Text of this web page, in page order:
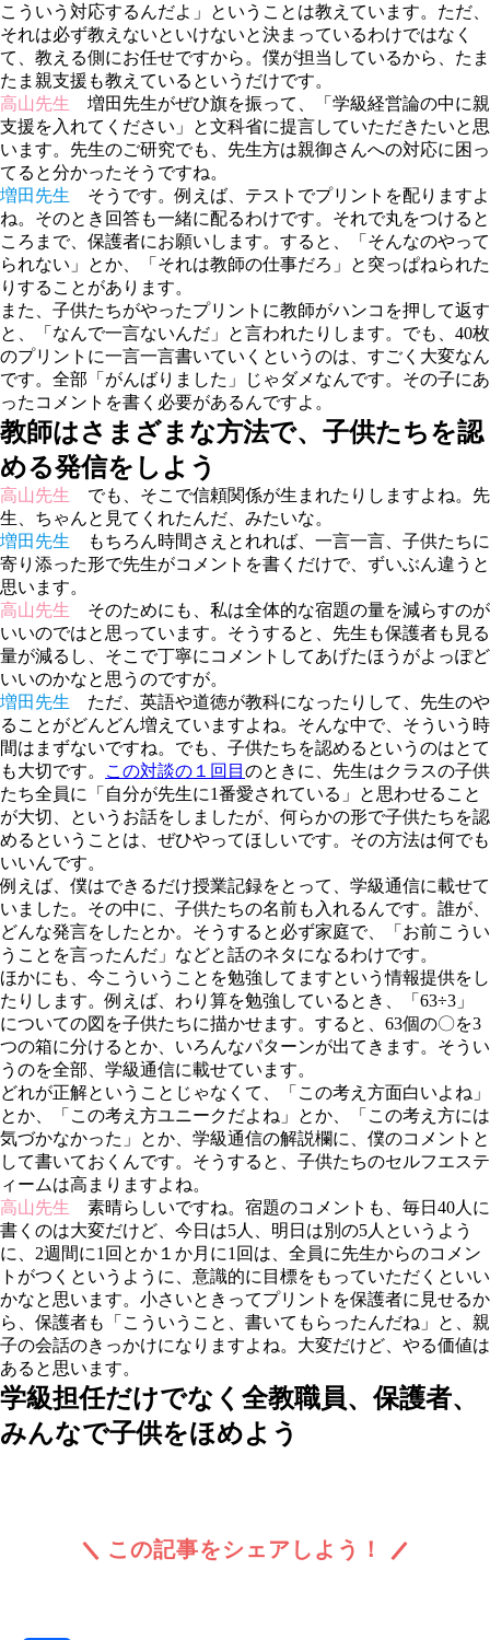
こういう対応するんだよ」ということは教えています。ただ、
それは必ず教えないといけないと決まっているわけではなく
て、教える側にお任せですから。僕が担当しているから、たま
たま親支援も教えているというだけです。
高山先生
増田先生がぜひ旗を振って、「学級経営論の中に親
支援を入れてください」と文科省に提言していただきたいと思
います。先生のご研究でも、先生方は親御さんへの対応に困っ
てると分かったそうですね。
増田先生 そうです。例えば、テストでプリントを配りますよ
ね。そのとき回答も一緒に配るわけです。それで丸をつけると
ころまで、保護者にお願いします。すると、「そんなのやって
られない」とか、「それは教師の仕事だろ」と突っぱねられた
りすることがあります。
また、子供たちがやったプリントに教師がハンコを押して返す
と、「なんで一言ないんだ」と言われたりします。でも、40枚
のプリントに一言一言書いていくというのは、すごく大変なん
です。全部「がんばりました」じゃダメなんです。その子にあ
ったコメントを書く必要があるんですよ。
教師はさまざまな方法で、子供たちを認
める発信をしよう
高山先生
でも、そこで信頼関係が生まれたりしますよね。先
生、ちゃんと見てくれたんだ、みたいな。
増田先生 もちろん時間さえとれれば、一言一言、子供たちに
寄り添った形で先生がコメントを書くだけで、ずいぶん違うと
思います。
高山先生
そのためにも、私は全体的な宿題の量を減らすのが
いいのではと思っています。そうすると、先生も保護者も見る
量が減るし、そこで丁寧にコメントしてあげたほうがよっぽど
いいのかなと思うのですが。
増田先生 ただ、英語や道徳が教科になったりして、先生のや
ることがどんどん増えていますよね。そんな中で、そういう時
間はまずないですね。でも、子供たちを認めるというのはとて
も大切です。
この対談の１回目 のときに、先生はクラスの子供
たち全員に「自分が先生に1番愛されている」と思わせること
が大切、というお話をしましたが、何らかの形で子供たちを認
めるということは、ぜひやってほしいです。その方法は何でも
いいんです。
例えば、僕はできるだけ授業記録をとって、学級通信に載せて
いました。その中に、子供たちの名前も入れるんです。誰が、
どんな発言をしたとか。そうすると必ず家庭で、「お前こうい
うことを言ったんだ」などと話のネタになるわけです。
ほかにも、今こういうことを勉強してますという情報提供をし
たりします。例えば、わり算を勉強しているとき、「63÷3」
についての図を子供たちに描かせます。すると、63個の〇を3
つの箱に分けるとか、いろんなパターンが出てきます。そうい
うのを全部、学級通信に載せています。
どれが正解ということじゃなくて、「この考え方面白いよね」
とか、「この考え方ユニークだよね」とか、「この考え方には
気づかなかった」とか、学級通信の解説欄に、僕のコメントと
して書いておくんです。そうすると、子供たちのセルフエステ
ィームは高まりますよね。
高山先生
素晴らしいですね。宿題のコメントも、毎日40人に
書くのは大変だけど、今日は5人、明日は別の5人というよう
に、2週間に1回とか１か月に1回は、全員に先生からのコメン
トがつくというように、意識的に目標をもっていただくといい
かなと思います。小さいときってプリントを保護者に見せるか
ら、保護者も「こういうこと、書いてもらったんだね」と、親
子の会話のきっかけになりますよね。大変だけど、やる価値は
あると思います。
学級担任だけでなく全教職員、保護者、
みんなで子供をほめよう
この記事をシェアしよう！